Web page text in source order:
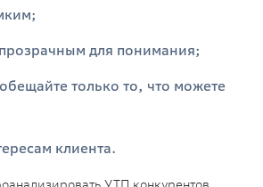
для понимания;
только то, что можете
клиента.